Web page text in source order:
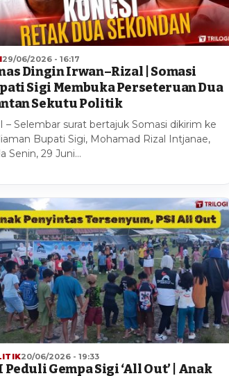
29/06/2026 - 16:17
Dingin Irwan–Rizal | Somasi
Sigi Membuka Perseteruan Dua
Sekutu Politik
– Selembar surat bertajuk Somasi dikirim ke
Bupati Sigi, Mohamad Rizal Intjanae,
Senin, 29 Juni…
20/06/2026 - 19:33
Peduli Gempa Sigi ‘All Out’ | Anak